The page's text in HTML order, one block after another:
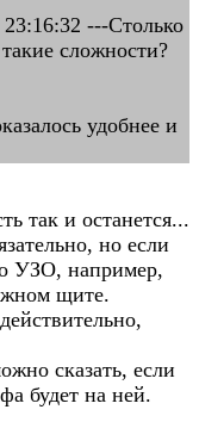
---Столько
сложности?
удобнее и
так и останется...
но если
УЗО, например,
щите.
сказать, если
будет на ней.